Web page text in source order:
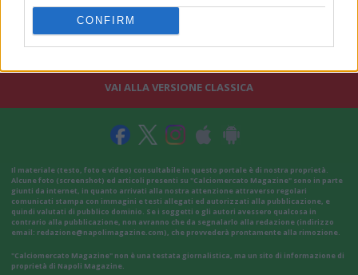
CONFIRM
VAI ALLA VERSIONE CLASSICA
Il materiale (testo, foto e video) consultabile in questo portale è di nostra proprietà.
Alcune foto (screenshot) ed articoli presenti su "Calciomercato Magazine" sono in parte
giunti da internet, in quanto arrivati alla nostra attenzione attraverso regolari
comunicati stampa con immagini e testi allegati ed autorizzati alla pubblicazione, e
quindi valutati di pubblico dominio. Se i soggetti o gli autori avessero qualcosa in
contrario alla pubblicazione, non avranno che da segnalarlo alla redazione (indirizzo
email: redazione@napolimagazine.com), che provvederà prontamente alla rimozione.
"Calciomercato Magazine" non è una testata giornalistica, ma un sito di informazione di
proprietà di Napoli Magazine.